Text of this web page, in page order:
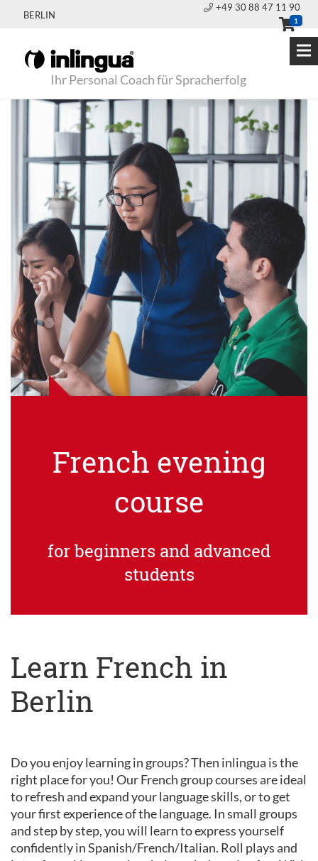
BERLIN
+49 30 88 47 11 90
1
Ihr Personal Coach für Spracherfolg
French evening
course
for beginners and advanced
students
Learn French in
Berlin
Do you enjoy learning in groups? Then inlingua is the
right place for you! Our French group courses are ideal
to refresh and expand your language skills, or to get
your first experience of the language. In small groups
and step by step, you will learn to express yourself
confidently in Spanish/French/Italian. Roll plays and